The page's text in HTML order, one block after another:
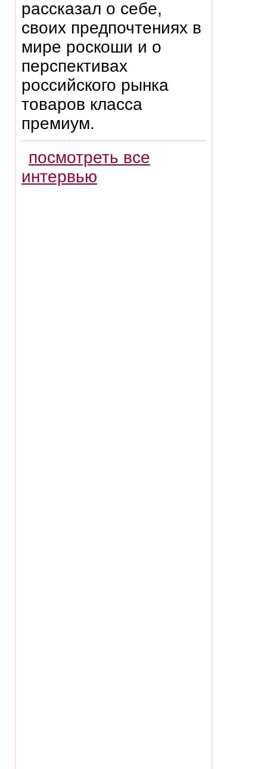
рассказал о себе,
своих предпочтениях в
мире роскоши и о
перспективах
российского рынка
товаров класса
премиум.
посмотреть все
интервью